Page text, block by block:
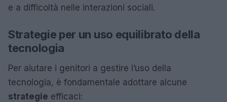
e a difficoltà nelle interazioni sociali.
Strategie per un uso equilibrato della
tecnologia
Per aiutare i genitori a gestire l’uso della
tecnologia, è fondamentale adottare alcune
strategie efficaci: